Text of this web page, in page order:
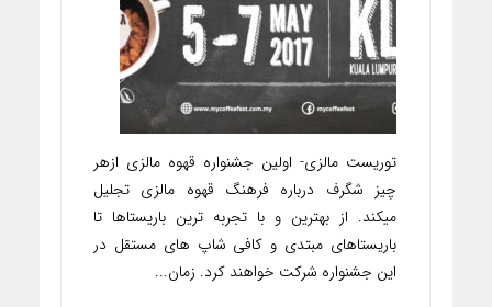
توریست مالزی- اولین جشنواره قهوه مالزی ازهر
چیز شگرف درباره فرهنگ قهوه مالزی تجلیل
میکند. از بهترین و با تجربه ترین باریستاها تا
باریستاهای مبتدی و کافی شاپ های مستقل در
این جشنواره شرکت خواهند کرد. زمان...